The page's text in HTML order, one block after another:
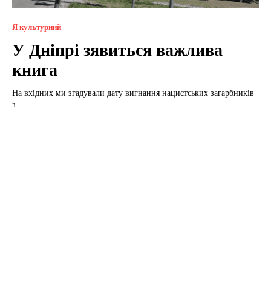
Я культурний
У Дніпрі зявиться важлива
книга
На вхідних ми згадували дату вигнання нацистських загарбників
з...